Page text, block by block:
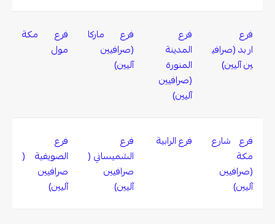
فرع
اربد (صرافي
ين آليين)
فرع
المدينة
المنورة
(صرافيين
آليين)
فرع ماركا
(صرافيين
آليين)
فرع مكة
مول
فرع شارع
مكة
(صرافيين
آليين)
فرع الرابية
فرع
الشميساني (
صرافيين
آليين)
فرع
الصويفية (
صرافيين
آليين)